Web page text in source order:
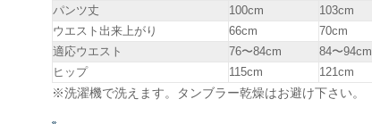
パンツ丈
100cm
103cm
ウエスト出来上がり
66cm
70cm
適応ウエスト
76〜84cm
84〜94cm
ヒップ
115cm 121cm
※洗濯機で洗えます。タンブラー乾燥はお避け下さい。